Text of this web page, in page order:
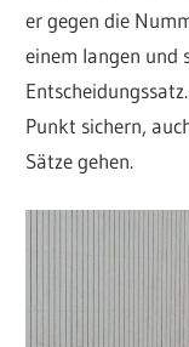
er gegen die
einem langen und
Punkt sichern,
Sätze gehen.